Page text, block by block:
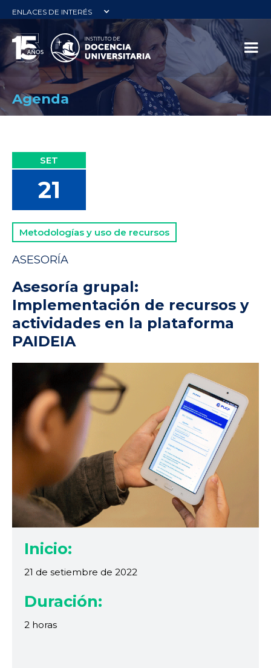
ENLACES DE INTERÉS
Agenda
SET
21
Metodologías y uso de recursos
ASESORÍA
Asesoría grupal:
Implementación de recursos y
actividades en la plataforma
PAIDEIA
Inicio:
21 de setiembre de 2022
Duración:
2 horas